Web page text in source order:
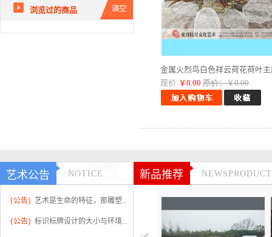
浏览过的商品
金属火烈鸟白色祥云荷花荷叶主
现价: ￥0.00 原价：￥0.00
艺术公告 NOTICE
{公告} 艺术是生命的特征，那雕塑...
{公告} 标识标牌设计的大小与环境...
新品推荐 NEWSPRODUCT